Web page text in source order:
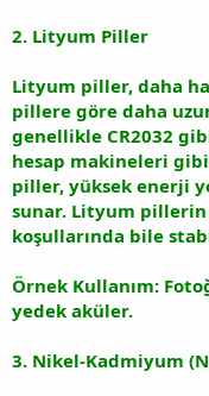
2. Lityum Piller
Lityum piller, daha
pillere göre daha
genellikle CR2032
hesap makineleri
piller, yüksek enerji
sunar. Lityum pillerin
koşullarında bile
Örnek Kullanım:
yedek aküler.
3. Nikel-Kadmiyum